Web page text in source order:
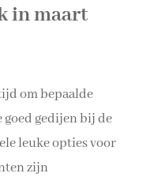
in maart
om bepaalde
gedijen bij de
leuke opties voor
zijn